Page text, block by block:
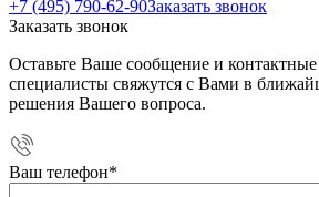
+7 (495) 790-62-90Заказать звонок
Заказать звонок
Оставьте Ваше сообщение и
специалисты свяжутся с Вами в
решения Вашего вопроса.
Ваш телефон*